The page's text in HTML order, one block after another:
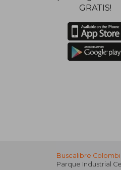
GRATIS!
Buscalibre
Parque Industrial